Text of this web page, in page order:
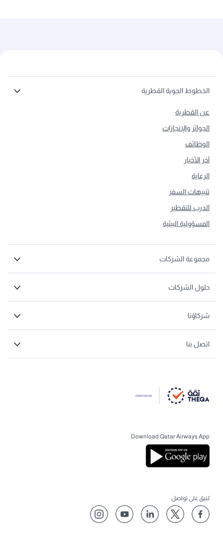
الخطوط الجوية القطرية
عن القطرية
الجوائز والإنجازات
الوظائف
آخر الأخبار
الرعاية
تنبيهات السفر
الدرب للتقطير
المسؤولية البيئية
مجموعة الشركات
حلول الشركات
شركاؤنا
اتصل بنا
Download Qatar Airways App
لنبق على تواصل